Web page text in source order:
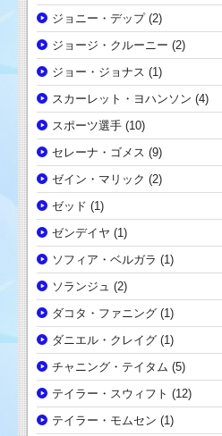
ジョニー・デップ(2)
ジョージ・クルーニー (2)
ジョー・ジョナス (1)
スカーレット・ヨハンソン (4)
スポーツ選手 (10)
セレーナ・ゴメス (9)
ゼイン・マリック (2)
ゼッド (1)
ゼンデイヤ (1)
ソフィア・ベルガラ (1)
ソランジュ (2)
ダコタ・ファニング (1)
ダニエル・クレイグ (1)
チャニング・テイタム (5)
テイラー・スウィフト (12)
テイラー・モムセン (1)